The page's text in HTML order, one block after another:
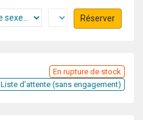
Réserver
En rupture de stock
Liste d’attente (sans engagement)